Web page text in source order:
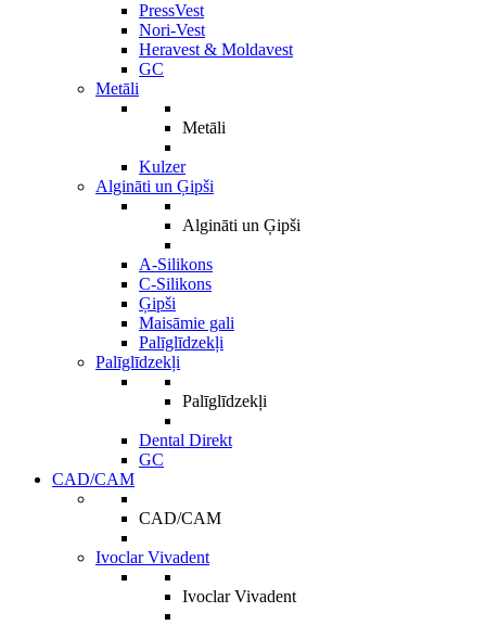
PressVest
Nori-Vest
Heravest & Moldavest
GC
Metāli
Metāli
Kulzer
Algināti un Ģipši
Algināti un Ģipši
A-Silikons
C-Silikons
Ģipši
Maisāmie gali
Palīglīdzekļi
Palīglīdzekļi
Palīglīdzekļi
Dental Direkt
GC
CAD/CAM
CAD/CAM
Ivoclar Vivadent
Ivoclar Vivadent